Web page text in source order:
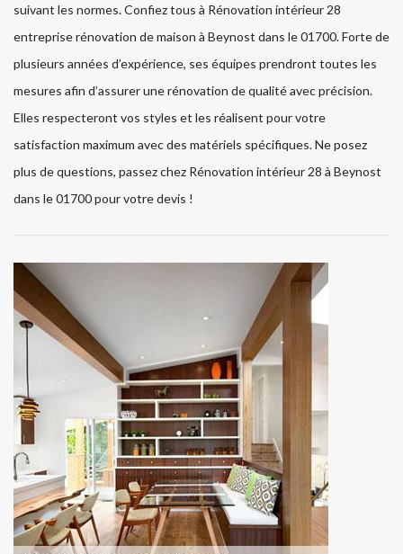
suivant les normes. Confiez tous à Rénovation intérieur 28
entreprise rénovation de maison à Beynost dans le 01700. Forte de
plusieurs années d’expérience, ses équipes prendront toutes les
mesures afin d’assurer une rénovation de qualité avec précision.
Elles respecteront vos styles et les réalisent pour votre
satisfaction maximum avec des matériels spécifiques. Ne posez
plus de questions, passez chez Rénovation intérieur 28 à Beynost
dans le 01700 pour votre devis !